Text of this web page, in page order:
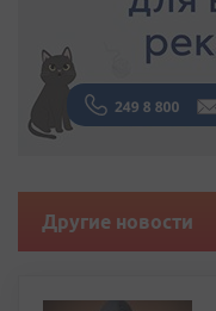
Другие новости